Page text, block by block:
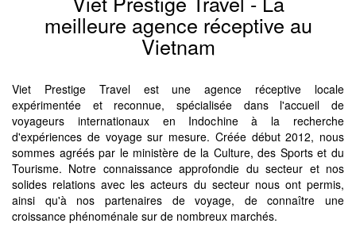
meilleure agence réceptive au
Vietnam
Viet Prestige Travel est une agence réceptive locale
expérimentée et reconnue, spécialisée dans l'accueil de
voyageurs internationaux en Indochine à la recherche
d'expériences de voyage sur mesure. Créée début 2012, nous
sommes agréés par le ministère de la Culture, des Sports et du
Tourisme. Notre connaissance approfondie du secteur et nos
solides relations avec les acteurs du secteur nous ont permis,
ainsi qu'à nos partenaires de voyage, de connaître une
croissance phénoménale sur de nombreux marchés.